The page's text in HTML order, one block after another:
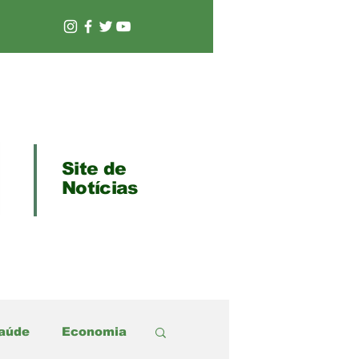
Site de
Notícias
Economia